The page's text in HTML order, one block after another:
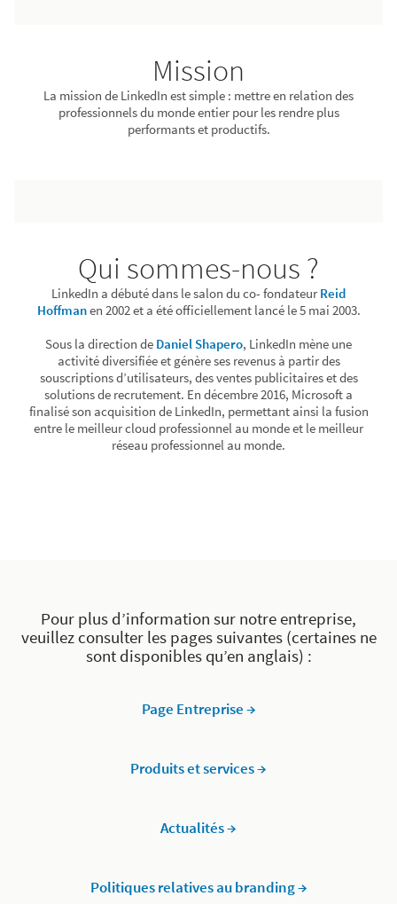
Mission
La mission de LinkedIn est simple : mettre en relation des
professionnels du monde entier pour les rendre plus
performants et productifs.
Qui sommes-nous ?
LinkedIn a débuté dans le salon du co- fondateur Reid
Hoffmanen 2002 et a été officiellement lancé le 5 mai 2003.
Sous la direction de Daniel Shapero, LinkedIn mène une
activité diversifiée et génère ses revenus à partir des
souscriptions d’utilisateurs, des ventes publicitaires et des
solutions de recrutement. En décembre 2016, Microsoft a
finalisé son acquisition de LinkedIn, permettant ainsi la fusion
entre le meilleur cloud professionnel au monde et le meilleur
réseau professionnel au monde.
Pour plus d’information sur notre entreprise,
veuillez consulter les pages suivantes (certaines ne
sont disponibles qu’en anglais) :
Page Entreprise →
Produits et services →
Actualités →
Politiques relatives au branding →